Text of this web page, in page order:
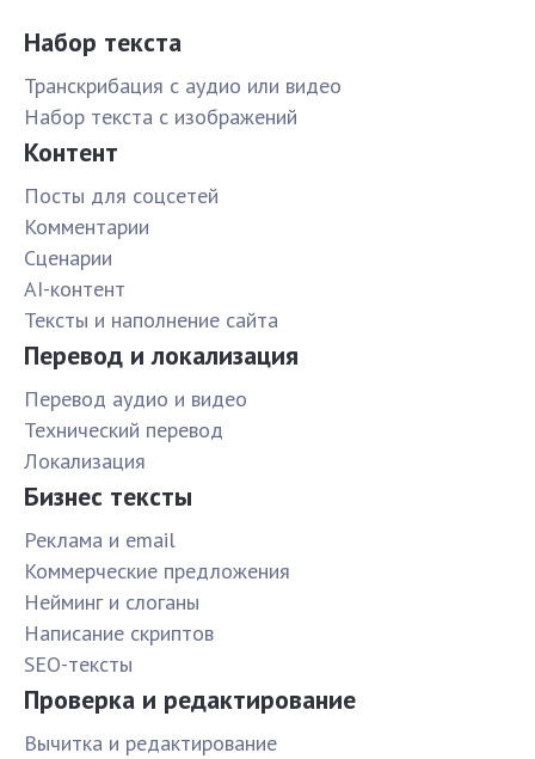
Набор текста
Транскрибация с аудио или видео
Набор текста с изображений
Контент
Посты для соцсетей
Комментарии
Сценарии
AI-контент
Тексты и наполнение сайта
Перевод и локализация
Перевод аудио и видео
Технический перевод
Локализация
Бизнес тексты
Реклама и email
Коммерческие предложения
Нейминг и слоганы
Написание скриптов
SEO-тексты
Проверка и редактирование
Вычитка и редактирование